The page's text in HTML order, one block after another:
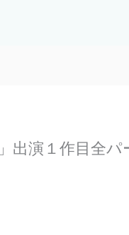
演１作目全パ